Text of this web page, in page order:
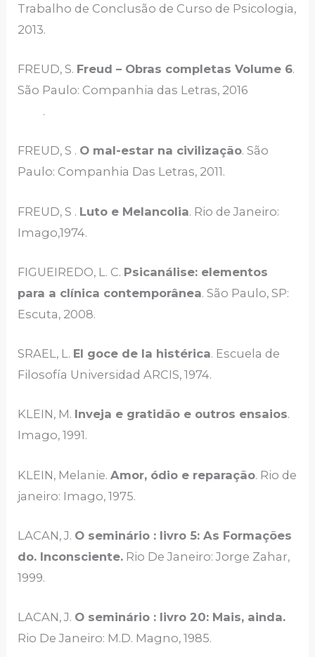
Trabalho de Conclusão de Curso de Psicologia,
2013.
FREUD, S. Freud – Obras completas Volume 6.
São Paulo: Companhia das Letras, 2016
.
FREUD, S . O mal-estar na civilização. São
Paulo: Companhia Das Letras, 2011.
FREUD, S . Luto e Melancolia. Rio de Janeiro:
Imago,1974.
FIGUEIREDO, L. C. Psicanálise: elementos
para a clínica contemporânea. São Paulo, SP:
Escuta, 2008.
SRAEL, L. El goce de la histérica. Escuela de
Filosofía Universidad ARCIS, 1974.
KLEIN, M. Inveja e gratidão e outros ensaios.
Imago, 1991.
KLEIN, Melanie.Amor, ódio e reparação. Rio de
janeiro: Imago, 1975.
LACAN, J. O seminário : livro 5: As Formações
do. Inconsciente. Rio De Janeiro: Jorge Zahar,
1999.
LACAN, J. O seminário : livro 20: Mais, ainda.
Rio De Janeiro: M.D. Magno, 1985.